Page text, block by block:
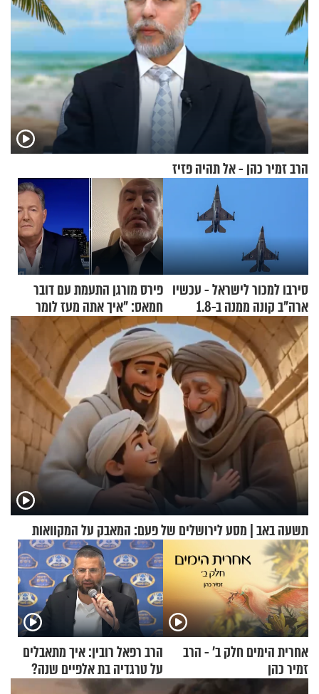
הרב זמיר כהן - אל תהיה פזיז
סירבו למכור לישראל - עכשיו
ארה"ב קונה ממנה ב-1.8
מיליארד דולר
פירס מורגן התעמת עם דובר
חמאס: "איך אתה מעז לומר
שלא ביצעתם פשעי מלחמה?!"
תשעה באב | מסע לירושלים של פעם: המאבק על המקוואות
אחרית הימים חלק ב’ - הרב
זמיר כהן
הרב רפאל רובין: איך מתאבלים
על טרגדיה בת אלפיים שנה?